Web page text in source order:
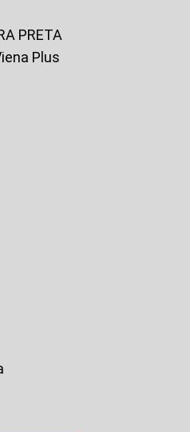
PRETA
Plus